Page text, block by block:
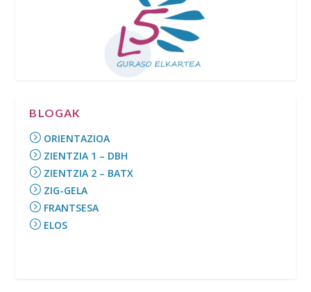
BLOGAK
ORIENTAZIOA
ZIENTZIA 1 – DBH
ZIENTZIA 2 – BATX
ZIG-GELA
FRANTSESA
ELOS